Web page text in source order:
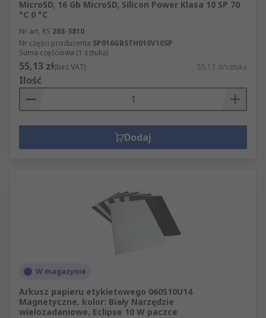
MicroSD, 16 Gb MicroSD, Silicon Power Klasa 10 SP 70
°C 0 °C
Nr art. RS 288-3810
Nr części producenta SP016GBSTH010V10SP
Suma częściowa (1 sztuka)
55,13 zł(bez VAT) 55,13 zł/sztuka
Ilość
Dodaj
W magazynie
Arkusz papieru etykietowego 060510U14
Magnetyczne, kolor: Biały Narzędzie
wielozadaniowe, Eclipse 10 W paczce